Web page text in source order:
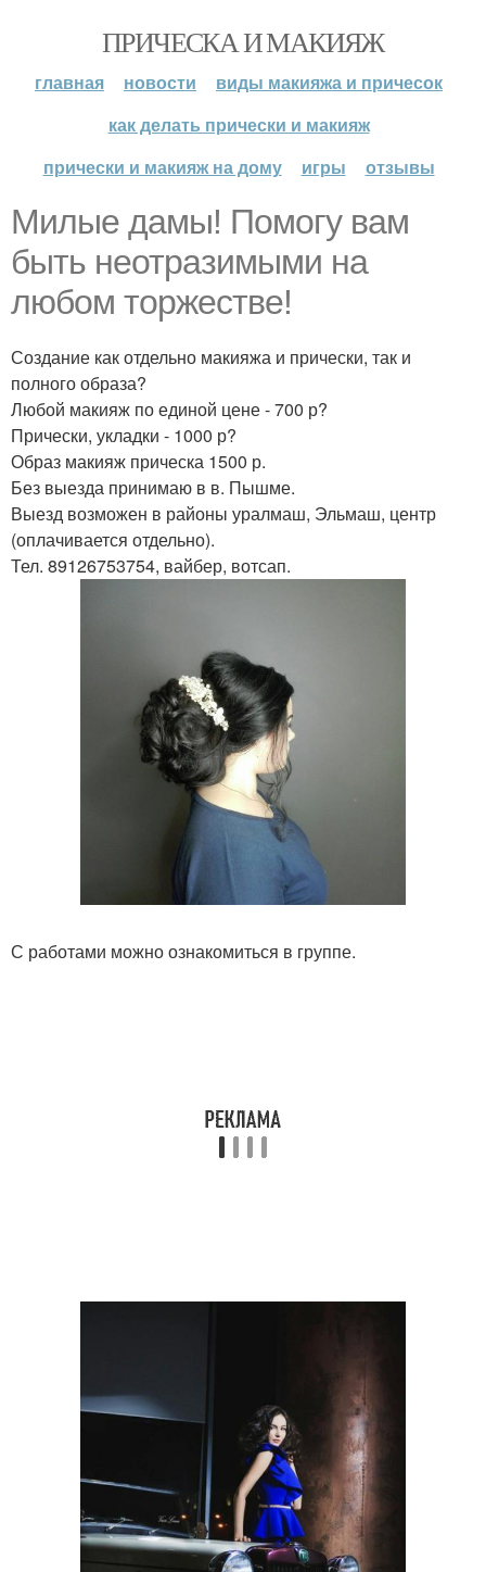
ПРИЧЕСКА И МАКИЯЖ
главная новости
виды макияжа и причесок
как делать прически и макияж
прически и макияж на дому
игры отзывы
Милые дамы! Помогу вам
быть неотразимыми на
любом торжестве!
Создание как отдельно макияжа и прически, так и
полного образа?
Любой макияж по единой цене - 700 р?
Прически, укладки - 1000 р?
Образ макияж прическа 1500 р.
Без выезда принимаю в в. Пышме.
Выезд возможен в районы уралмаш, Эльмаш, центр
(оплачивается отдельно).
Тел. 89126753754, вайбер, вотсап.
С работами можно ознакомиться в группе.